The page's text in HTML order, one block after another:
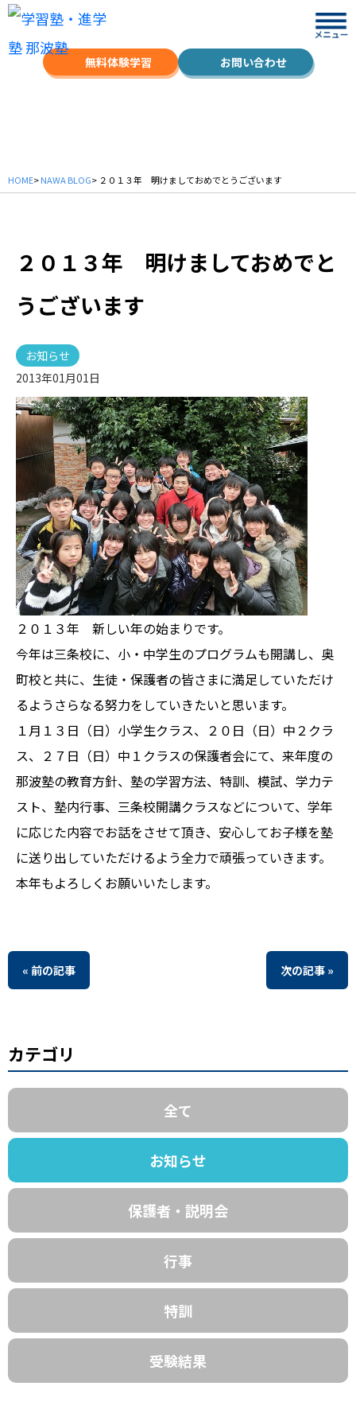
無料体験学習 お問い合わせ
HOME>NAWA BLOG> ２０１３年 明けましておめでとうございます
２０１３年 明けましておめでと
うございます
お知らせ
2013年01月01日
２０１３年 新しい年の始まりです。
今年は三条校に、小・中学生のプログラムも開講し、奥
町校と共に、生徒・保護者の皆さまに満足していただけ
るようさらなる努力をしていきたいと思います。
１月１３日（日）小学生クラス、２０日（日）中２クラ
ス、２７日（日）中１クラスの保護者会にて、来年度の
那波塾の教育方針、塾の学習方法、特訓、模試、学力テ
スト、塾内行事、三条校開講クラスなどについて、学年
に応じた内容でお話をさせて頂き、安心してお子様を塾
に送り出していただけるよう全力で頑張っていきます。
本年もよろしくお願いいたします。
« 前の記事 次の記事 »
カテゴリ
全て
お知らせ
保護者・説明会
行事
特訓
受験結果